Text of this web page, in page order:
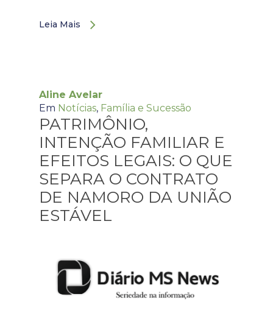
Leia Mais
Aline Avelar
Em Notícias, Família e Sucessão
PATRIMÔNIO,
INTENÇÃO FAMILIAR E
EFEITOS LEGAIS: O QUE
SEPARA O CONTRATO
DE NAMORO DA UNIÃO
ESTÁVEL